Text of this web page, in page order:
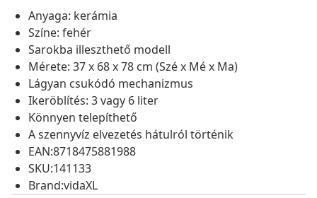
Anyaga: kerámia
Színe: fehér
Sarokba illeszthető modell
Mérete: 37 x 68 x 78 cm (Szé x Mé x Ma)
Lágyan csukódó mechanizmus
Ikeröblítés: 3 vagy 6 liter
Könnyen telepíthető
A szennyvíz elvezetés hátulról történik
EAN:8718475881988
SKU:141133
Brand:vidaXL